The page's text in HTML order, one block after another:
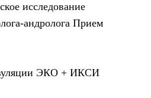
исследование
андролога Прием
ЭКО + ИКСИ